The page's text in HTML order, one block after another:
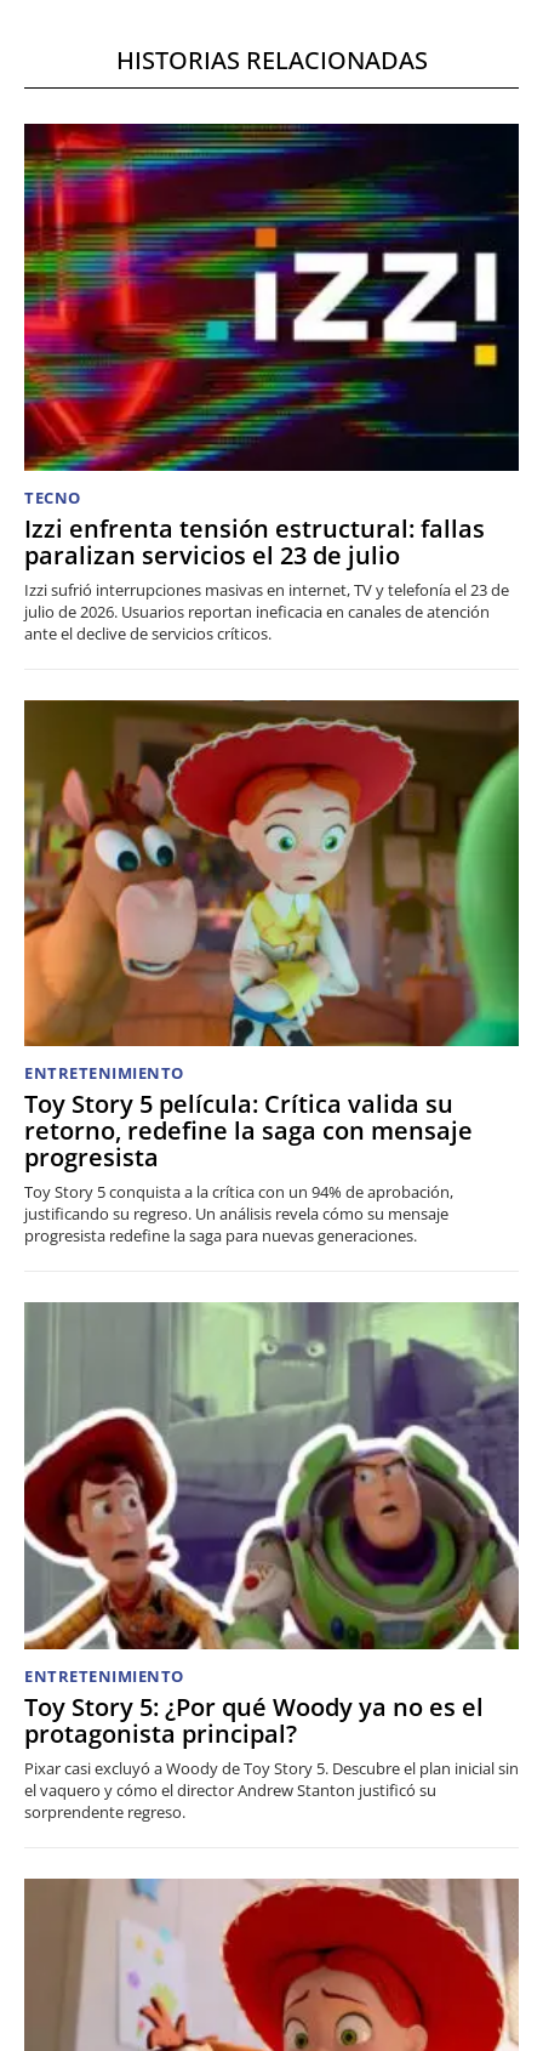
HISTORIAS RELACIONADAS
TECNO
Izzi enfrenta tensión estructural: fallas
paralizan servicios el 23 de julio
Izzi sufrió interrupciones masivas en internet, TV y telefonía el 23 de
julio de 2026. Usuarios reportan ineficacia en canales de atención
ante el declive de servicios críticos.
ENTRETENIMIENTO
Toy Story 5 película: Crítica valida su
retorno, redefine la saga con mensaje
progresista
Toy Story 5 conquista a la crítica con un 94% de aprobación,
justificando su regreso. Un análisis revela cómo su mensaje
progresista redefine la saga para nuevas generaciones.
ENTRETENIMIENTO
Toy Story 5: ¿Por qué Woody ya no es el
protagonista principal?
Pixar casi excluyó a Woody de Toy Story 5. Descubre el plan inicial sin
el vaquero y cómo el director Andrew Stanton justificó su
sorprendente regreso.